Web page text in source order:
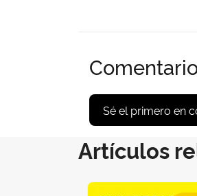
Sé el primero en
Artículos